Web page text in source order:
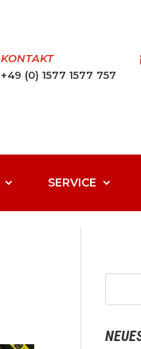
KONTAKT
+49 (0) 1577 1577 757
SERVICE